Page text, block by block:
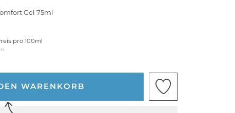
Gel 75ml
pro 100ml
WARENKORB